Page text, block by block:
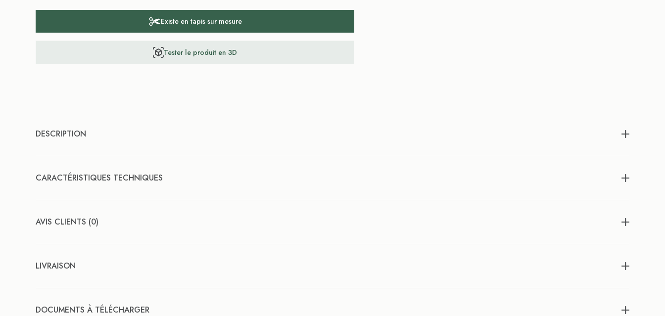
Existe en tapis sur mesure
Tester le produit en 3D
DESCRIPTION
CARACTÉRISTIQUES TECHNIQUES
AVIS CLIENTS (0)
LIVRAISON
DOCUMENTS À TÉLÉCHARGER